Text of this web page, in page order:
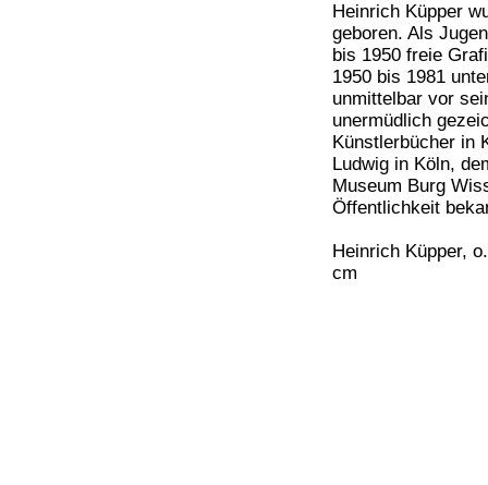
Heinrich Küpper
geboren. Als
bis 1950 freie
1950 bis 1981
unmittelbar vor
unermüdlich
Künstlerbücher in
Ludwig in Köln,
Museum Burg
Öffentlichkeit
Heinrich Küpper,
cm